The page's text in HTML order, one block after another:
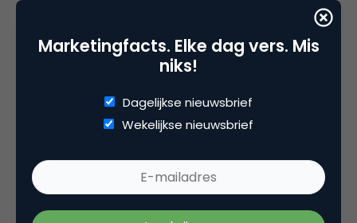
helpt hiermee e-mailmarketeers met innovatie
binnen de eigen muren, alswel als ze op zoek gaan
naarnieuwe, ‘futureproof’ e-
Deel dit artikel
Kopieer link
Marketingfacts. Elke dag vers. Mis
niks!
Dagelijkse nieuwsbrief
Wekelijkse nieuwsbrief